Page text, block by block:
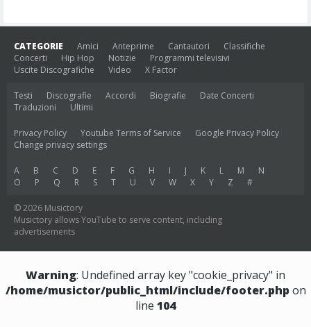
CATEGORIE Amici Anteprime Cantautori
Classifiche
Concerti
Hip Hop Notizie
Programmi televisivi
Uscite Discografiche
Video X Factor
Testi Discografie Accordi Biografie
Date Concerti
Traduzioni
Ultimi
Privacy Policy Youtube Terms of Service
Google Privacy Policy
Change privacy settings
A B C D E F G H I J K L M
N
O
P Q R S T U V W X Y Z #
© 2026 Musictory
Musictory allows YouTube to serve content, including
advertisements
Warning: Undefined array key "cookie_privacy" in
/home/musictor/public_html/include/footer.php on
line 104